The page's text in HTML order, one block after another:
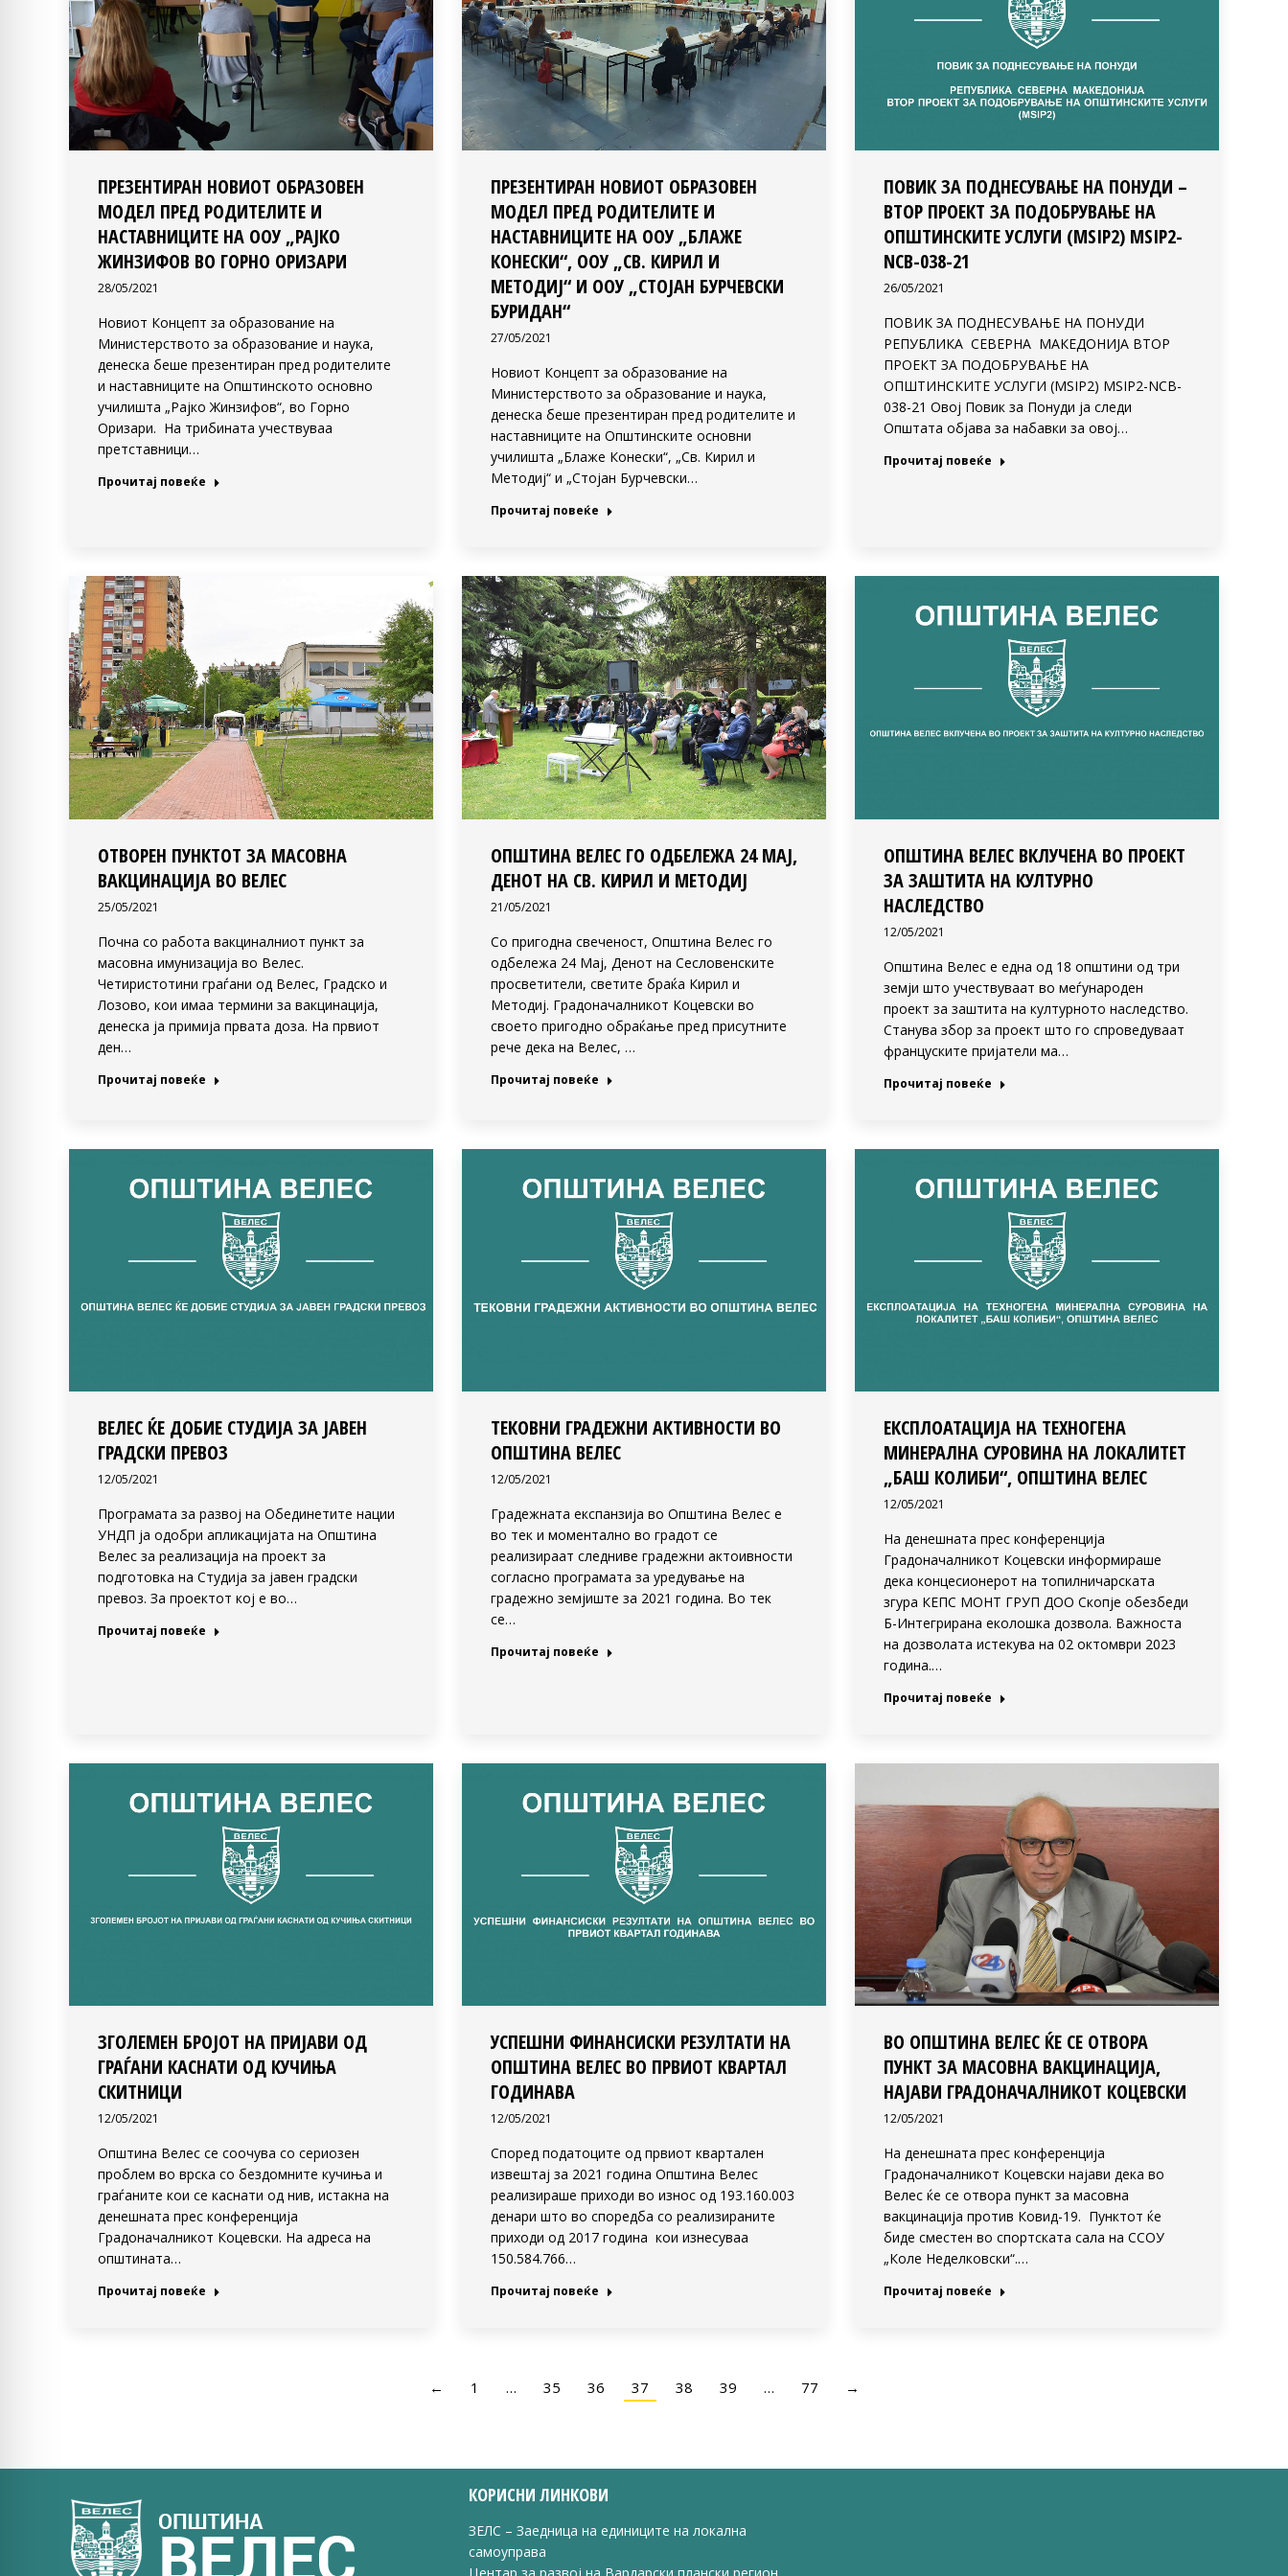
ПРЕЗЕНТИРАН НОВИОТ ОБРАЗОВЕН
МОДЕЛ ПРЕД РОДИТЕЛИТЕ И
НАСТАВНИЦИТЕ НА ООУ „РАЈКО
ЖИНЗИФОВ ВО ГОРНО ОРИЗАРИ
28/05/2021
Новиот Концепт за образование на
Министерството за образование и наука,
денеска беше презентиран пред родителитe
и наставниците на Општинското основно
училишта „Рајко Жинзифов“, во Горно
Оризари. На трибината учествуваа
претставници…
Прочитај повеќе
ПРЕЗЕНТИРАН НОВИОТ ОБРАЗОВЕН
МОДЕЛ ПРЕД РОДИТЕЛИТЕ И
НАСТАВНИЦИТЕ НА ООУ „БЛАЖЕ
КОНЕСКИ“, ООУ „СВ. КИРИЛ И
МЕТОДИЈ“ И ООУ „СТОЈАН БУРЧЕВСКИ
БУРИДАН“
27/05/2021
Новиот Концепт за образование на
Министерството за образование и наука,
денеска беше презентиран пред родителитe и
наставниците на Општинските основни
училишта „Блаже Конески“, „Св. Кирил и
Методиј“ и „Стојан Бурчевски…
Прочитај повеќе
ПОВИК ЗА ПОДНЕСУВАЊЕ НА ПОНУДИ –
ВТОР ПРОЕКТ ЗА ПОДОБРУВАЊЕ НА
ОПШТИНСКИТЕ УСЛУГИ (MSIP2) MSIP2-
NCB-038-21
26/05/2021
ПОВИК ЗА ПОДНЕСУВАЊЕ НА ПОНУДИ
РЕПУБЛИКА СЕВЕРНА МАКЕДОНИЈА ВТОР
ПРОЕКТ ЗА ПОДОБРУВАЊЕ НА
ОПШТИНСКИТЕ УСЛУГИ (MSIP2) MSIP2-NCB-
038-21 Овој Повик за Понуди ја следи
Општата објава за набавки за овој…
Прочитај повеќе
ОТВОРЕН ПУНКТОТ ЗА МАСОВНА
ВАКЦИНАЦИЈА ВО ВЕЛЕС
25/05/2021
Почна со работа вакциналниот пункт за
масовна имунизација во Велес.
Четиристотини граѓани од Велес, Градско и
Лозово, кои имаа термини за вакцинација,
денеска ја примија првата доза. На првиот
ден…
Прочитај повеќе
ОПШТИНА ВЕЛЕС ГО ОДБЕЛЕЖА 24 МАЈ,
ДЕНОТ НА СВ. КИРИЛ И МЕТОДИЈ
21/05/2021
Со пригодна свеченост, Општина Велес го
одбележа 24 Мај, Денот на Сесловенските
просветители, светите браќа Кирил и
Методиј. Градоначалникот Коцевски во
своето пригодно обраќање пред присутните
рече дека на Велес, …
Прочитај повеќе
ОПШТИНА ВЕЛЕС ВКЛУЧЕНА ВО ПРОЕКТ
ЗА ЗАШТИТА НА КУЛТУРНО
НАСЛЕДСТВО
12/05/2021
Општина Велес е една од 18 општини од три
земји што учествуваат во меѓународен
проект за заштита на културното наследство.
Станува збор за проект што го спроведуваат
француските пријатели ма…
Прочитај повеќе
ВЕЛЕС ЌЕ ДОБИЕ СТУДИЈА ЗА ЈАВЕН
ГРАДСКИ ПРЕВОЗ
12/05/2021
Програмата за развој на Обединетите нации
УНДП ја одобри апликацијата на Општина
Велес за реализација на проект за
подготовка на Студија за јавен градски
превоз. За проектот кој е во…
Прочитај повеќе
ТЕКОВНИ ГРАДЕЖНИ АКТИВНОСТИ ВО
ОПШТИНА ВЕЛЕС
12/05/2021
Градежната експанзија во Општина Велес е
во тек и моментално во градот се
реализираат следниве градежни актоивности
согласно програмата за уредување на
градежно земјиште за 2021 година. Во тек
се…
Прочитај повеќе
ЕКСПЛОАТАЦИЈА НА ТЕХНОГЕНА
МИНЕРАЛНА СУРОВИНА НА ЛОКАЛИТЕТ
„БАШ КОЛИБИ“, ОПШТИНА ВЕЛЕС
12/05/2021
На денешната прес конференција
Градоначалникот Коцевски информираше
дека концесионерот на топилничарската
згура КЕПС МОНТ ГРУП ДОО Скопје обезбеди
Б-Интегрирана еколошка дозвола. Важноста
на дозволата истекува на 02 октомври 2023
година.…
Прочитај повеќе
ЗГОЛЕМЕН БРОЈОТ НА ПРИЈАВИ ОД
ГРАЃАНИ КАСНАТИ ОД КУЧИЊА
СКИТНИЦИ
12/05/2021
Општина Велес се соочува со сериозен
проблем во врска со бездомните кучиња и
граѓаните кои се каснати од нив, истакна на
денешната прес конференција
Градоначалникот Коцевски. На адреса на
општината…
Прочитај повеќе
УСПЕШНИ ФИНАНСИСКИ РЕЗУЛТАТИ НА
ОПШТИНА ВЕЛЕС ВО ПРВИОТ КВАРТАЛ
ГОДИНАВА
12/05/2021
Според податоците од првиот квартален
извештај за 2021 година Општина Велес
реализираше приходи во износ од 193.160.003
денари што во споредба со реализираните
приходи од 2017 година кои изнесуваа
150.584.766…
Прочитај повеќе
ВО ОПШТИНА ВЕЛЕС ЌЕ СЕ ОТВОРА
ПУНКТ ЗА МАСОВНА ВАКЦИНАЦИЈА,
НАЈАВИ ГРАДОНАЧАЛНИКОТ КОЦЕВСКИ
12/05/2021
На денешната прес конференција
Градоначалникот Коцевски најави дека во
Велес ќе се отвора пункт за масовна
вакцинација против Ковид-19. Пунктот ќе
биде сместен во спортската сала на ССОУ
„Коле Неделковски“.…
Прочитај повеќе
← 1 … 35 36 37 38 39 … 77 →
КОРИСНИ ЛИНКОВИ
ЗЕЛС – Заедница на единиците на локална
самоуправа